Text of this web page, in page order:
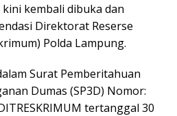
kembali dibuka dan
Direktorat Reserse
Polda Lampung.
Surat Pemberitahuan
Dumas (SP3D) Nomor:
tertanggal 30